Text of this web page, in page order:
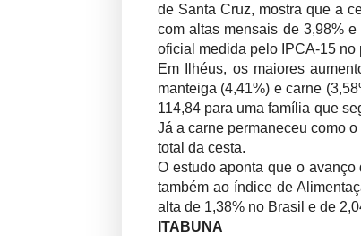
de Santa Cruz, mostra que a
com altas mensais de 3,98%
oficial medida pelo IPCA-15 no
Em Ilhéus, os maiores
manteiga (4,41%) e carne
114,84 para uma família que
Já a carne permaneceu como
total da cesta.
O estudo aponta que o
também ao índice de
alta de 1,38% no Brasil e de
ITABUNA